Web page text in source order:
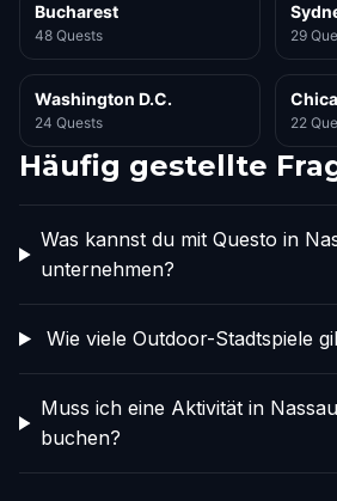
Bucharest
48 Quests 29
Washington D.C.
24 Quests 22
Häufig gestellte
Was kannst du mit Questo in
unternehmen?
Wie viele Outdoor-Stadtspiele
Muss ich eine Aktivität in
buchen?